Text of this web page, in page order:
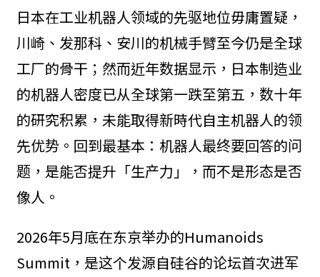
日本在工业机器人领域的先驱地位毋庸置疑，
川崎、发那科、安川的机械手臂至今仍是全球
工厂的骨干；然而近年数据显示，日本制造业
的机器人密度已从全球第一跌至第五，数十年
的研究积累，未能取得新時代自主机器人的领
先优势。回到最基本：机器人最终要回答的问
题，是能否提升「生产力」，而不是形态是否
像人。
2026年5月底在东京举办的Humanoids
Summit，是这个发源自硅谷的论坛首次进军